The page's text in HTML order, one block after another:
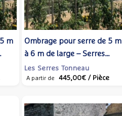
m
Ombrage pour serre de 5 m
à 6 m de large – Serres
Tonneau
Les Serres Tonneau
A partir de 445,00€ / Pièce